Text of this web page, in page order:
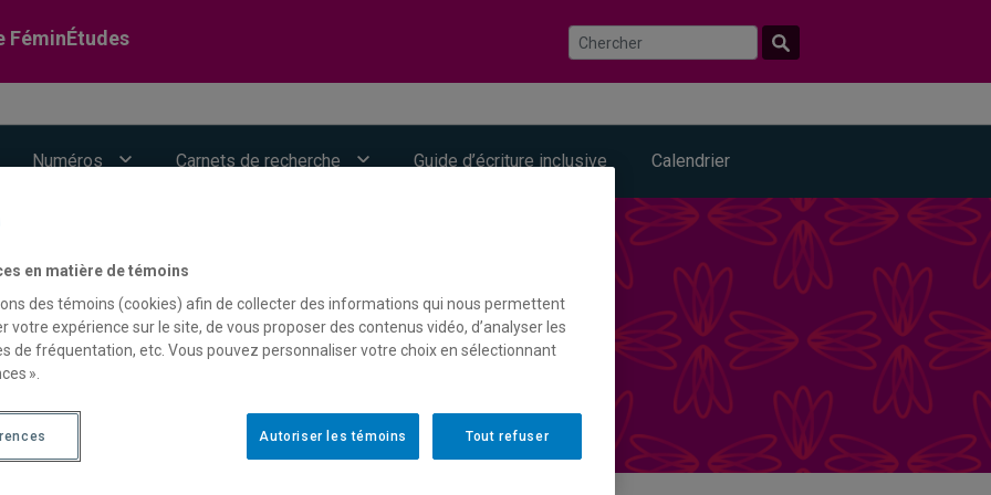
FéminÉtudes
Numéros Carnets de recherche Guide d’écriture inclusive Calendrier
en matière de témoins
des témoins (cookies) afin de collecter des informations qui nous permettent
votre expérience sur le site, de vous proposer des contenus vidéo, d’analyser les
de fréquentation, etc. Vous pouvez personnaliser votre choix en sélectionnant
».
Tout refuser
Autoriser les témoins